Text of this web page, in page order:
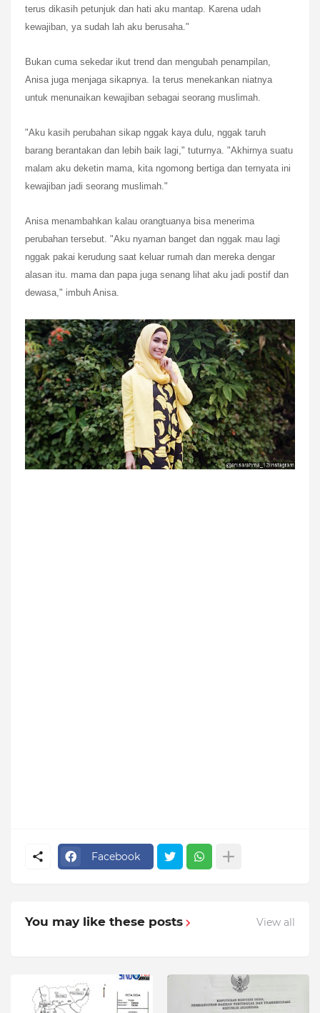
terus dikasih petunjuk dan hati aku mantap. Karena udah
kewajiban, ya sudah lah aku berusaha."
Bukan cuma sekedar ikut trend dan mengubah penampilan,
Anisa juga menjaga sikapnya. Ia terus menekankan niatnya
untuk menunaikan kewajiban sebagai seorang muslimah.
"Aku kasih perubahan sikap nggak kaya dulu, nggak taruh
barang berantakan dan lebih baik lagi," tuturnya. "Akhirnya suatu
malam aku deketin mama, kita ngomong bertiga dan ternyata ini
kewajiban jadi seorang muslimah."
Anisa menambahkan kalau orangtuanya bisa menerima
perubahan tersebut. "Aku nyaman banget dan nggak mau lagi
nggak pakai kerudung saat keluar rumah dan mereka dengar
alasan itu. mama dan papa juga senang lihat aku jadi postif dan
dewasa," imbuh Anisa.
Facebook
You may like these posts View all